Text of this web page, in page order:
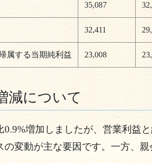
35,087
32,411
属する当期純利益 23,008
減について
0.9%増加しましたが、営業利益
の変動が主な要因です。一方、